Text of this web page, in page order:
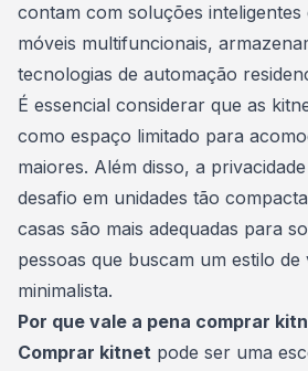
contam com soluções inteligentes
móveis multifuncionais,
tecnologias de automação
É essencial considerar que as
como espaço limitado para
maiores. Além disso, a
desafio em unidades tão
casas são mais adequadas para
pessoas que buscam um estilo de
minimalista.
Por que vale a pena comprar
Comprar kitnet pode ser uma